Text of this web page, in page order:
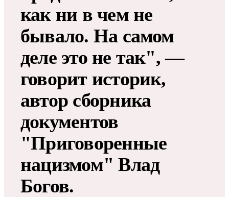
как ни в чем не
бывало. На самом
деле это не так", —
говорит историк,
автор сборника
документов
"Приговоренные
нацизмом" Влад
Богов.